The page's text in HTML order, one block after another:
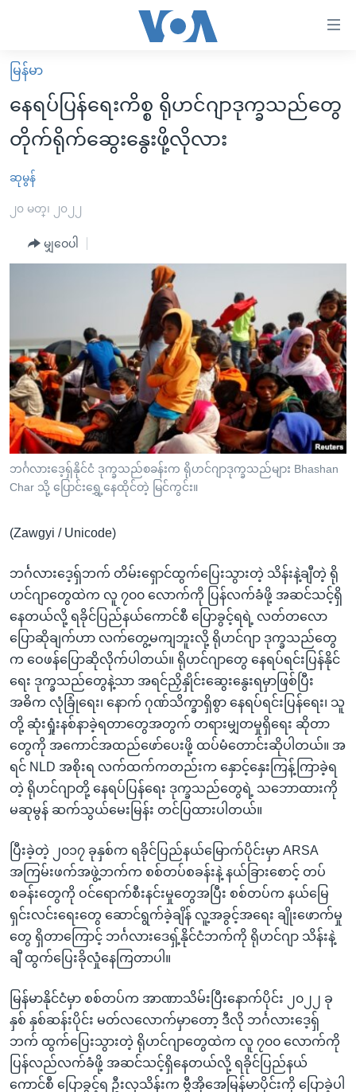
လွယ်ကူ
စေ
သည့်
Link
များ
ပင်မ
ပင်မ
အ
ညွန်း
စာမျက်နှာ
သို့
ကျော်
ကြည့်
ရန်
ရန်
သို့
ကျော်
ရန်
မူလစာမျက်နှာ
မြန်မာ
ကမ္ဘာ့သတင်းများ
နိုင်ငံတကာ
အစ္စရေး-ပါလက်စတိုင်း
ဗွီဒီယို
အင်္ဂလိပ်စာလေ့လာမယ်
ရုပ်ရှင်ထဲက အင်္ဂလိပ်စာ
သုတပဒေသာ အင်္ဂလိပ်စာ
တီဗွီ
ရေဒီယိုနှင့်ရုပ်သံ အချက်အလက်များ
ရေဒီယို/တီဗွီအစီအစဉ်
Learning English
ဗွီအိုအေ လူမှုကွန်ယက်များ
မြန်မာ
နေရပ်ပြန်ရေးကိစ္စ ရိုဟင်ဂျာဒုက္ခသည်တွေ
တိုက်ရိုက်ဆွေးနွေးဖို့လိုလား
ဆုမွန်
၂၀ မတ္၊ ၂၀၂၂
မျှဝေပါ
ဘင်္ဂလားဒေ့ရှ်နိုင်ငံ ဒုက္ခသည်စခန်းက ရိုဟင်ဂျာဒုက္ခသည်များ Bhashan
Char သို့ ပြောင်းရွှေ့နေထိုင်တဲ့ မြင်ကွင်း။
(Zawgyi / Unicode)
ဘင်္ဂလားဒေ့ရှ်ဘက် တိမ်းရှောင်ထွက်ပြေးသွားတဲ့ သိန်းနဲ့ချီတဲ့ ရို
ဟင်ဂျာတွေထဲက လူ ၇၀၀ လောက်ကို ပြန်လက်ခံဖို့ အဆင်သင့်ရှိ
နေတယ်လို့ ရခိုင်ပြည်နယ်ကောင်စီ ပြောခွင့်ရရဲ့ လတ်တလော
ပြောဆိုချက်ဟာ လက်တွေ့မကျဘူးလို့ ရိုဟင်ဂျာ ဒုက္ခသည်တွေ
က ဝေဖန်ပြောဆိုလိုက်ပါတယ်။ ရိုဟင်ဂျာတွေ နေရပ်ရင်းပြန်နိုင်
ရေး ဒုက္ခသည်တွေနဲ့သာ အရင်ညှိနှိုင်းဆွေးနွေးရမှာဖြစ်ပြီး
အဓိက လုံခြုံရေး၊ နောက် ဂုဏ်သိက္ခာရှိစွာ နေရပ်ရင်းပြန်ရေး၊ သူ
တို့ ဆုံးရှုံးနစ်နာခဲ့ရတာတွေအတွက် တရားမျှတမှုရှိရေး ဆိုတာ
တွေကို အကောင်အထည်ဖော်ပေးဖို့ ထပ်မံတောင်းဆိုပါတယ်။ အ
ရင် NLD အစိုးရ လက်ထက်ကတည်းက နှောင့်နှေးကြန့်ကြာခဲ့ရ
တဲ့ ရိုဟင်ဂျာတို့ နေရပ်ပြန်ရေး ဒုက္ခသည်တွေရဲ့ သဘောထားကို
မဆုမွန် ဆက်သွယ်မေးမြန်း တင်ပြထားပါတယ်။
ပြီးခဲ့တဲ့ ၂၀၁၇ ခုနှစ်က ရခိုင်ပြည်နယ်မြောက်ပိုင်းမှာ ARSA
အကြမ်းဖက်အဖွဲ့ဘက်က စစ်တပ်စခန်းနဲ့ နယ်ခြားစောင့် တပ်
စခန်းတွေကို ဝင်ရောက်စီးနင်းမှုတွေအပြီး စစ်တပ်က နယ်မြေ
ရှင်းလင်းရေးတွေ ဆောင်ရွက်ခဲ့ချိန် လူ့အခွင့်အရေး ချိုးဖောက်မှု
တွေ ရှိတာကြောင့် ဘင်္ဂလားဒေရှ့်နိုင်ငံဘက်ကို ရိုဟင်ဂျာ သိန်းနဲ့
ချီ ထွက်ပြေးခိုလှုံနေကြတာပါ။
မြန်မာနိုင်ငံမှာ စစ်တပ်က အာဏာသိမ်းပြီးနောက်ပိုင်း ၂၀၂၂ ခု
နှစ် နှစ်ဆန်းပိုင်း မတ်လလောက်မှာတော့ ဒီလို ဘင်္ဂလားဒေ့ရှ်
ဘက် ထွက်ပြေးသွားတဲ့ ရိုဟင်ဂျာတွေထဲက လူ ၇၀၀ လောက်ကို
ပြန်လည်လက်ခံဖို့ အဆင်သင့်ရှိနေတယ်လို့ ရခိုင်ပြည်နယ်
ကောင်စီ ပြောခွင့်ရ ဦးလှသိန်းက ဗွီအိုအေမြန်မာပိုင်းကို ပြောခဲ့ပါ